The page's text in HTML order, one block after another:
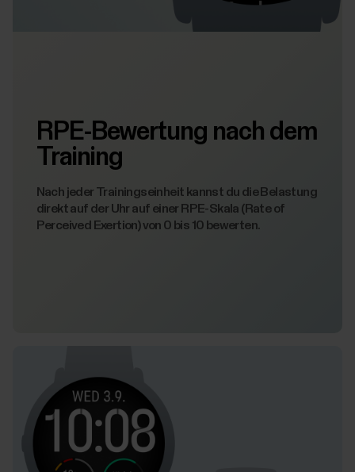
RPE-Bewertung nach dem
Training
Nach jeder Trainingseinheit kannst du die Belastung
direkt auf der Uhr auf einer RPE-Skala (Rate of
Perceived Exertion) von 0 bis 10 bewerten.